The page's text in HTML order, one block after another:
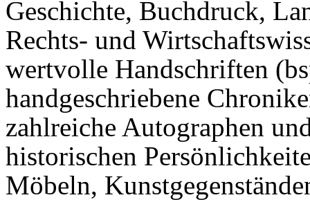
Geschichte, Buchdruck,
Rechts- und
wertvolle Handschriften
handgeschriebene
zahlreiche Autographen
historischen
Möbeln,